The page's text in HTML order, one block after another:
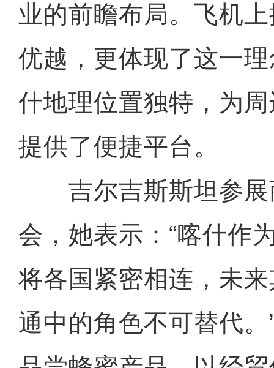
业的前瞻布局。飞机
优越，更体现了这一
什地理位置独特，为
提供了便捷平台。
吉尔吉斯斯坦参展
会，她表示：“喀什作
将各国紧密相连，未
通中的角色不可替代